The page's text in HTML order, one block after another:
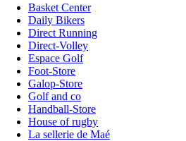
Basket Center
Daily Bikers
Direct Running
Direct-Volley
Espace Golf
Foot-Store
Galop-Store
Golf and co
Handball-Store
House of rugby
La sellerie de Maé